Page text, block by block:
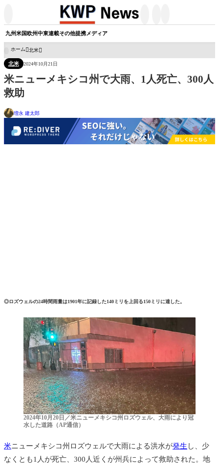
九州米国欧州中東連載その他提携メディア
ホーム 北米
北米 2024年10月21日
米ニューメキシコ州で大雨、1人死亡、300人
救助
増永 建太郎
◎ロズウェルの24時間雨量は1901年に記録した140ミリを上回る150ミリに達した。
2024年10月20日／米ニューメキシコ州ロズウェル、大雨により冠
水した道路（AP通信）
米ニューメキシコ州ロズウェルで大雨による洪水が発生 し、少
なくとも1人が死亡、300人近くが州兵によって救助された。地